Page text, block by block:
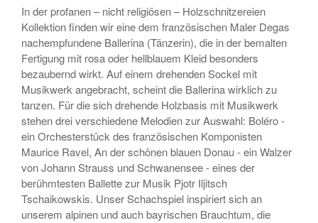
In der profanen – nicht religiösen – Holzschnitzereien
Kollektion finden wir eine dem französischen Maler Degas
nachempfundene Ballerina (Tänzerin), die in der bemalten
Fertigung mit rosa oder hellblauem Kleid besonders
bezaubernd wirkt. Auf einem drehenden Sockel mit
Musikwerk angebracht, scheint die Ballerina wirklich zu
tanzen. Für die sich drehende Holzbasis mit Musikwerk
stehen drei verschiedene Melodien zur Auswahl: Boléro -
ein Orchesterstück des französischen Komponisten
Maurice Ravel, An der schönen blauen Donau - ein Walzer
von Johann Strauss und Schwanensee - eines der
berühmtesten Ballette zur Musik Pjotr Iljitsch
Tschaikowskis. Unser Schachspiel inspiriert sich an
unserem alpinen und auch bayrischen Brauchtum, die